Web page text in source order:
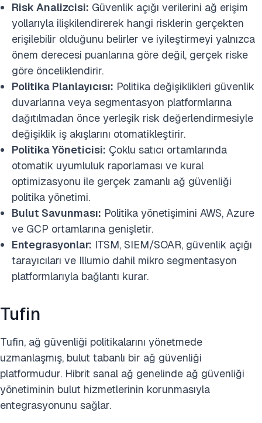
Risk Analizcisi: Güvenlik açığı verilerini ağ erişim
yollarıyla ilişkilendirerek hangi risklerin gerçekten
erişilebilir olduğunu belirler ve iyileştirmeyi yalnızca
önem derecesi puanlarına göre değil, gerçek riske
göre önceliklendirir.
Politika Planlayıcısı: Politika değişiklikleri güvenlik
duvarlarına veya segmentasyon platformlarına
dağıtılmadan önce yerleşik risk değerlendirmesiyle
değişiklik iş akışlarını otomatikleştirir.
Politika Yöneticisi: Çoklu satıcı ortamlarında
otomatik uyumluluk raporlaması ve kural
optimizasyonu ile gerçek zamanlı ağ güvenliği
politika yönetimi.
Bulut Savunması: Politika yönetişimini AWS, Azure
ve GCP ortamlarına genişletir.
Entegrasyonlar: ITSM, SIEM/SOAR, güvenlik açığı
tarayıcıları ve Illumio dahil mikro segmentasyon
platformlarıyla bağlantı kurar.
Tufin
Tufin, ağ güvenliği politikalarını yönetmede
uzmanlaşmış, bulut tabanlı bir ağ güvenliği
platformudur. Hibrit sanal ağ genelinde ağ güvenliği
yönetiminin bulut hizmetlerinin korunmasıyla
entegrasyonunu sağlar.